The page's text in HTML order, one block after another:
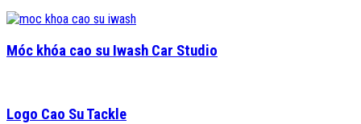
Móc khóa cao su Iwash Car Studio
Logo Cao Su Tackle